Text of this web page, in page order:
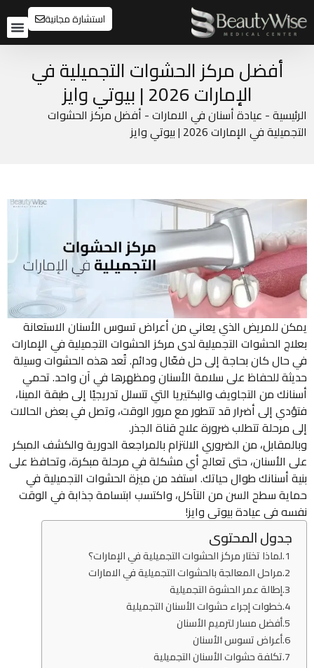
استشارة مجانية
أفضل مركز الحشوات التجميلية في
الإمارات 2026 | بيوتي وايز
-عيادة أسنان في الامارات-أفضل مركز الحشوات
في الإمارات 2026 | بيوتي وايز
للمريض الذي يعاني من أعراض تسوس الأسنان الاستعانة
الحشوات التجميلية لدى مركز الحشوات التجميلية في الإمارات
كان بحاجة إلى حل فعّال ودائم. تُعد هذه الحشوات وسيلة
للحفاظ على سلامة الأسنان ومظهرها في آن واحد. تحمي
من التجاويف والبكتيريا التي تتسلل تدريجيًا إلى طبقة المينا،
إلى أضرار قد تتطور مع مرور الوقت، وتصل في بعض الحالات
مرحلة تتطلب ضرورة علاج قناة الجذر.
من الضروري الالتزام بالمراجعة الدورية والكشف المبكر
الأسنان، حتى تعالج أي مشكلة في مرحلة مبكرة، وتحافظ على
أسنانك طوال حياتك. استفد من ميزة الحشوات التجميلية في
سطح السن من التآكل، واكتسب ابتسامة جذابة في الوقت
في عيادة بيوتي وايز!
جدول المحتوى
لماذا تختار مركز الحشوات التجميلية في الإمارات؟
مراحل المعالجة بالحشوات التجميلية في الامارات
إطالة عمر الحشوة التجميلية
خطوات إجراء حشوات الأسنان التجميلية
أفضل مسار لترميم الأسنان
أعراض تسوس الأسنان
تكلفة حشوات الأسنان التجميلية